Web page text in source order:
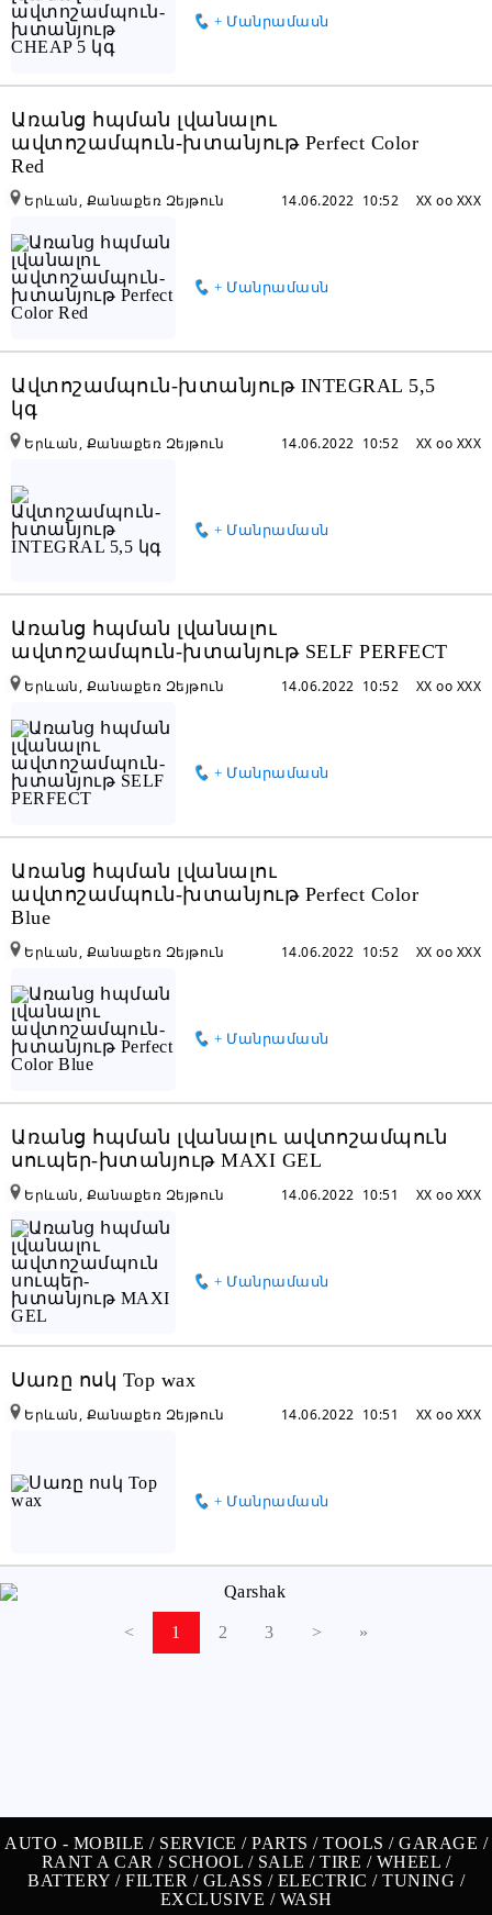
+ Մանրամասն
Առանց հպման լվանալու
ավտոշամպուն-խտանյութ Perfect Color
Red
+ Մանրամասն
XX oo XXX
14.06.2022 10:52
Երևան, Քանաքեռ Զեյթուն
Ավտոշամպուն-խտանյութ INTEGRAL 5,5
կգ
+ Մանրամասն
XX oo XXX
14.06.2022 10:52
Երևան, Քանաքեռ Զեյթուն
Առանց հպման լվանալու
ավտոշամպուն-խտանյութ SELF PERFECT
+ Մանրամասն
XX oo XXX
14.06.2022 10:52
Երևան, Քանաքեռ Զեյթուն
Առանց հպման լվանալու
ավտոշամպուն-խտանյութ Perfect Color
Blue
+ Մանրամասն
XX oo XXX
14.06.2022 10:52
Երևան, Քանաքեռ Զեյթուն
Առանց հպման լվանալու ավտոշամպուն
սուպեր-խտանյութ MAXI GEL
+ Մանրամասն
XX oo XXX
14.06.2022 10:51
Երևան, Քանաքեռ Զեյթուն
Սառը ոսկ Top wax
+ Մանրամասն
XX oo XXX
14.06.2022 10:51
Երևան, Քանաքեռ Զեյթուն
< 1 2 3 > »
AUTO - MOBILE / SERVICE / PARTS / TOOLS / GARAGE /
RANT A CAR / SCHOOL / SALE /TIRE / WHEEL /
BATTERY / FILTER / GLASS / ELECTRIC / TUNING /
EXCLUSIVE / WASH